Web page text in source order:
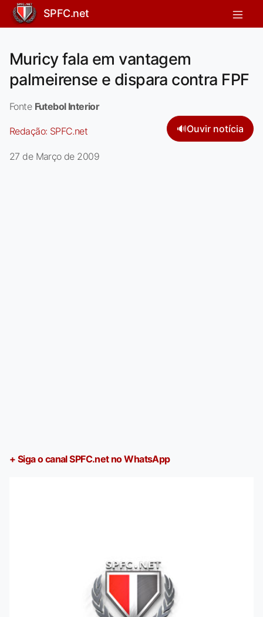
SPFC.net
Muricy fala em vantagem
palmeirense e dispara contra FPF
Fonte Futebol Interior
Redação: SPFC.net 🔊Ouvir notícia
27 de Março de 2009
+ Siga o canal SPFC.net no WhatsApp